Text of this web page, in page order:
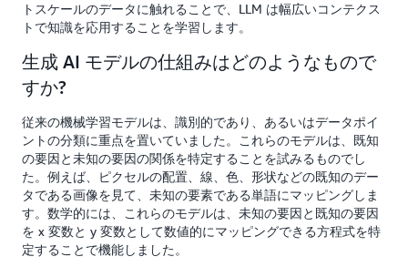
トスケールのデータに触れることで、LLM は幅広いコンテクス
トで知識を応用することを学習します。
生成 AI モデルの仕組みはどのようなもので
すか?
従来の機械学習モデルは、識別的であり、あるいはデータポイ
ントの分類に重点を置いていました。これらのモデルは、既知
の要因と未知の要因の関係を特定することを試みるものでし
た。例えば、ピクセルの配置、線、色、形状などの既知のデー
タである画像を見て、未知の要素である単語にマッピングしま
す。数学的には、これらのモデルは、未知の要因と既知の要因
を x 変数と y 変数として数値的にマッピングできる方程式を特
定することで機能しました。